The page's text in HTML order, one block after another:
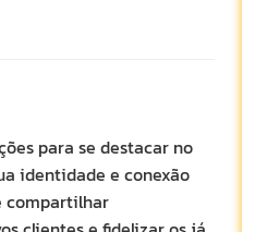
para se destacar no
identidade e conexão
compartilhar